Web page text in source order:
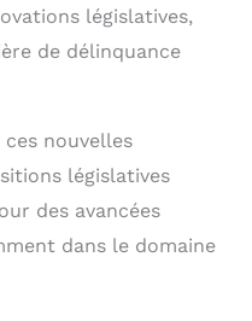
législatives,
de délinquance
nouvelles
législatives
des avancées
dans le domaine